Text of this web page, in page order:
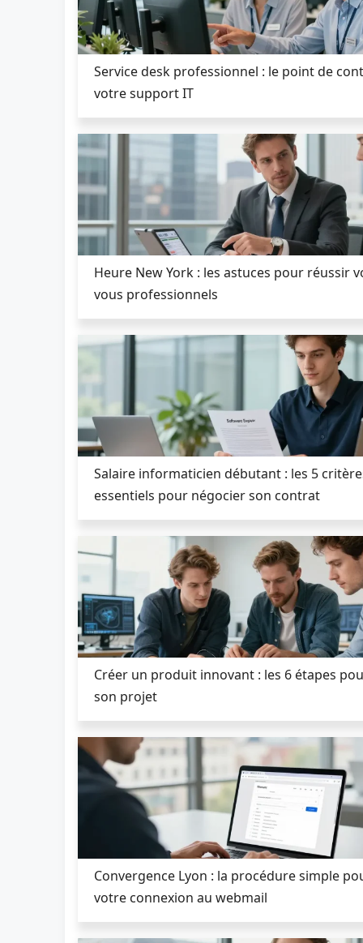
Service desk professionnel : le point de
votre support IT
Heure New York : les astuces pour réussir
vous professionnels
Salaire informaticien débutant : les 5
essentiels pour négocier son contrat
Créer un produit innovant : les 6 étapes
son projet
Convergence Lyon : la procédure simple
votre connexion au webmail